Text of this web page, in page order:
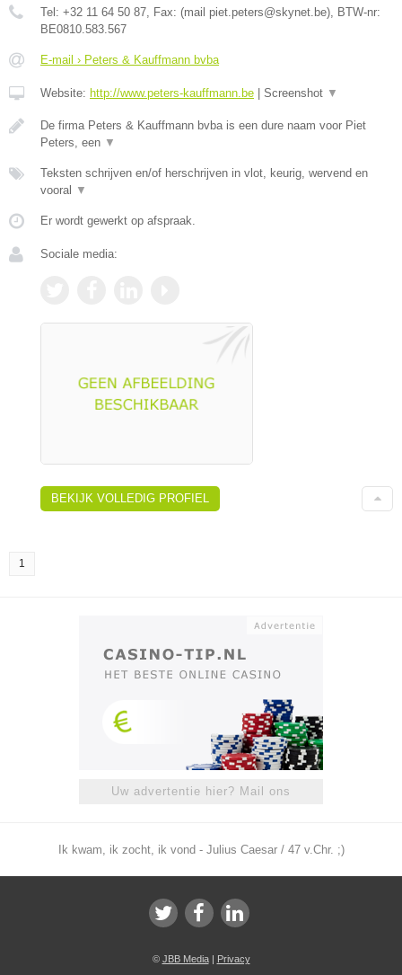
Tel: +32 11 64 50 87 , Fax: (mail piet.peters@skynet.be) , BTW-nr:
BE0810.583.567
E-mail › Peters & Kauffmann bvba
Website: http://www.peters-kauffmann.be | Screenshot ▼
De firma Peters & Kauffmann bvba is een dure naam voor Piet
Peters, een ▼
Teksten schrijven en/of herschrijven in vlot, keurig, wervend en
vooral ▼
Er wordt gewerkt op afspraak.
Sociale media:
BEKIJK VOLLEDIG PROFIEL
1
Uw advertentie hier? Mail ons
Ik kwam, ik zocht, ik vond - Julius Caesar / 47 v.Chr. ;)
© JBB Media| Privacy